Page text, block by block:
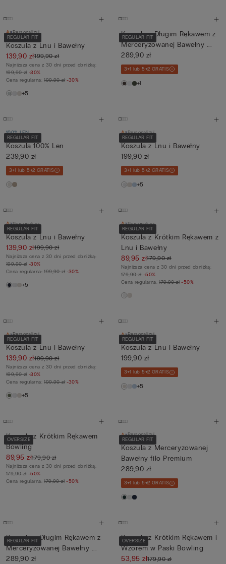
REGULAR FIT
Personalizuj
Koszula z Lnu i Bawełny
139,90 zł199,90 zł
Najniższa cena z 30 dni przed obniżką:
199,90 zł -30%
Cena regularna:199,90 zł -30%
+5
REGULAR FIT
Koszula z Długim Rękawem z
Merceryzowanej Bawełny ...
289,90 zł
3+1 lub 5+2 GRATIS
+1
REGULAR FIT
100% LEN
Koszula 100% Len
239,90 zł
3+1 lub 5+2 GRATIS
REGULAR FIT
Personalizuj
Koszula z Lnu i Bawełny
199,90 zł
3+1 lub 5+2 GRATIS
+5
REGULAR FIT
Personalizuj
Koszula z Lnu i Bawełny
139,90 zł199,90 zł
Najniższa cena z 30 dni przed obniżką:
199,90 zł -30%
Cena regularna:199,90 zł -30%
+5
REGULAR FIT
Personalizuj
Koszula z Krótkim Rękawem z
Lnu i Bawełny
89,95 zł179,90 zł
Najniższa cena z 30 dni przed obniżką:
179,90 zł -50%
Cena regularna:179,90 zł -50%
REGULAR FIT
Personalizuj
Koszula z Lnu i Bawełny
139,90 zł199,90 zł
Najniższa cena z 30 dni przed obniżką:
199,90 zł -30%
Cena regularna:199,90 zł -30%
+5
REGULAR FIT
Personalizuj
Koszula z Lnu i Bawełny
199,90 zł
3+1 lub 5+2 GRATIS
+5
OVERSIZE
Koszula z Krótkim Rękawem
Bowling
89,95 zł179,90 zł
Najniższa cena z 30 dni przed obniżką:
179,90 zł -50%
Cena regularna:179,90 zł -50%
REGULAR FIT
Personalizuj
Koszula z Merceryzowanej
Bawełny filo Premium
289,90 zł
3+1 lub 5+2 GRATIS
REGULAR FIT
Koszula z Długim Rękawem z
Merceryzowanej Bawełny ...
289,90 zł
OVERSIZE
Koszula z Krótkim Rękawem i
Wzorem w Paski Bowling
53,95 zł179,90 zł